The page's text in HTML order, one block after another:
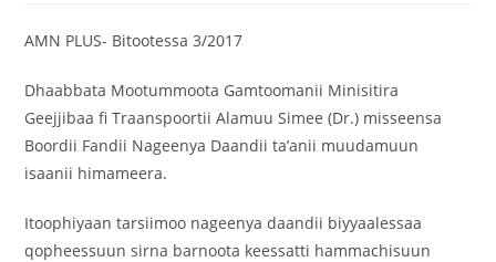
AMN PLUS- Bitootessa 3/2017
Dhaabbata Mootummoota Gamtoomanii Minisitira
Geejjibaa fi Traanspoortii Alamuu Simee (Dr.) misseensa
Boordii Fandii Nageenya Daandii ta’anii muudamuun
isaanii himameera.
Itoophiyaan tarsiimoo nageenya daandii biyyaalessaa
qopheessuun sirna barnoota keessatti hammachisuun